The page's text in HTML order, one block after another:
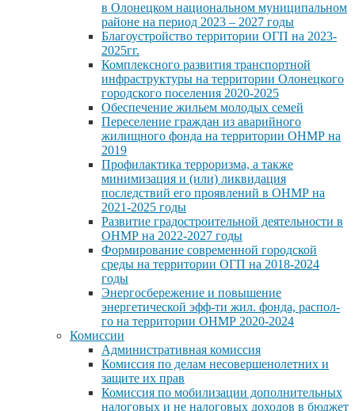
в Олонецком национальном муниципальном
районе на период 2023 – 2027 годы
Благоустройство территории ОГП на 2023-
2025гг.
Комплексного развития транспортной
инфраструктуры на территории Олонецкого
городского поселения 2020-2025
Обеспечение жильем молодых семей
Переселение граждан из аварийного
жилищного фонда на территории ОНМР на
2019
Профилактика терроризма, а также
минимизация и (или) ликвидация
последствий его проявлений в ОНМР на
2021-2025 годы
Развитие градостроительной деятельности в
ОНМР на 2022-2027 годы
Формирование современной городской
среды на территории ОГП на 2018-2024
годы
Энергосбережение и повышение
энергетической эфф-ти жил. фонда, распол-
го на территории ОНМР 2020-2024
Комиссии
Административная комиссия
Комиссия по делам несовершенолетних и
защите их прав
Комиссия по мобилизации дополнительных
налоговых и не налоговых доходов в бюджет